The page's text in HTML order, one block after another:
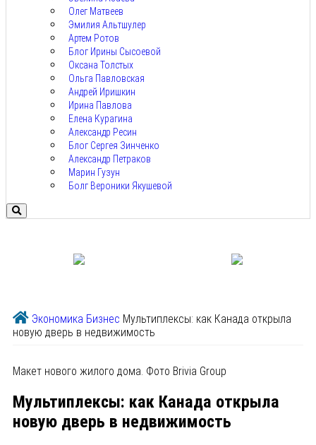
Олег Матвеев
Эмилия Альтшулер
Артем Ротов
Блог Ирины Сысоевой
Оксана Толстых
Ольга Павловская
Андрей Иришкин
Ирина Павлова
Елена Курагина
Александр Ресин
Блог Сергея Зинченко
Александр Петраков
Марин Гузун
Болг Вероники Якушевой
Экономика Бизнес Мультиплексы: как Канада открыла
новую дверь в недвижимость
Макет нового жилого дома. Фото Brivia Group
Мультиплексы: как Канада открыла
новую дверь в недвижимость